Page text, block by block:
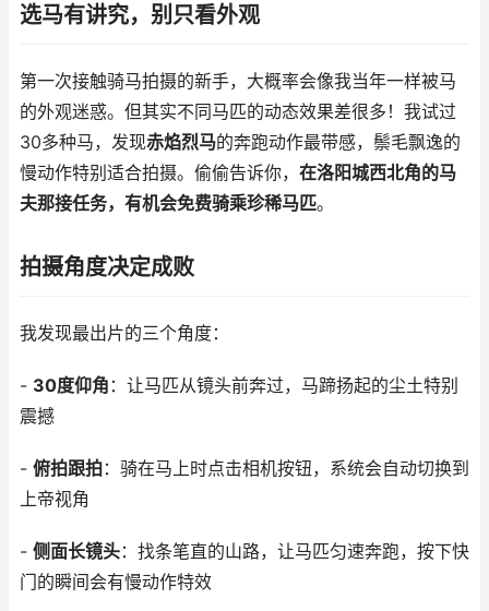
选马有讲究，别只看外观
第一次接触骑马拍摄的新手，大概率会像我当年一样被马
的外观迷惑。但其实不同马匹的动态效果差很多！我试过
30多种马，发现赤焰烈马的奔跑动作最带感，鬃毛飘逸的
慢动作特别适合拍摄。偷偷告诉你， 在洛阳城西北角的马
夫那接任务，有机会免费骑乘珍稀马匹。
拍摄角度决定成败
我发现最出片的三个角度：
- 30度仰角 ：让马匹从镜头前奔过，马蹄扬起的尘土特别
震撼
- 俯拍跟拍：骑在马上时点击相机按钮，系统会自动切换到
上帝视角
- 侧面长镜头：找条笔直的山路，让马匹匀速奔跑，按下快
门的瞬间会有慢动作特效